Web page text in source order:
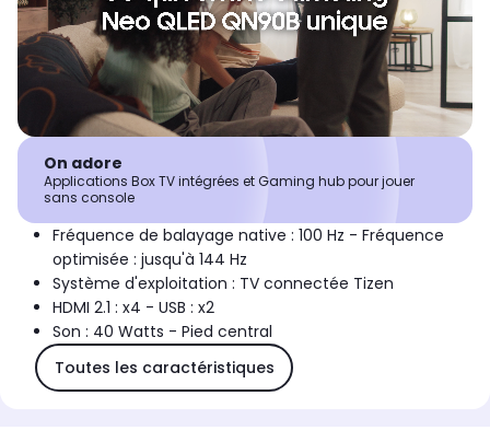
On adore
Applications Box TV intégrées et Gaming hub pour jouer
sans console
Fréquence de balayage native : 100 Hz - Fréquence
optimisée : jusqu'à 144 Hz
Système d'exploitation : TV connectée Tizen
HDMI 2.1 : x4 - USB : x2
Son : 40 Watts - Pied central
Toutes les caractéristiques